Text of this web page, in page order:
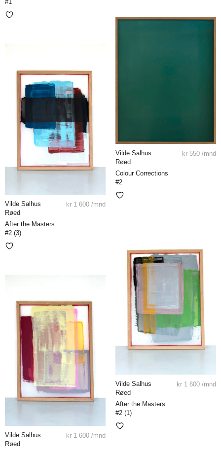
#1
Vilde Salhus
Røed
Colour Corrections
#2
kr 550 /mnd
Vilde Salhus
Røed
After the Masters
#2 (3)
kr 1 600 /mnd
Vilde Salhus
Røed
After the Masters
#2 (1)
kr 1 600 /mnd
Vilde Salhus
Røed
kr 1 600 /mnd